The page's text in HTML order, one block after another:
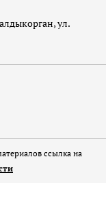
ул.
ссылка на